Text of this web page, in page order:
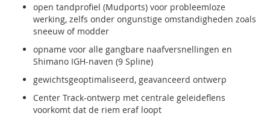
open tandprofiel (Mudports) voor probleemloze
werking, zelfs onder ongunstige omstandigheden zoals
sneeuw of modder
opname voor alle gangbare naafversnellingen en
Shimano IGH-naven (9 Spline)
gewichtsgeoptimaliseerd, geavanceerd ontwerp
Center Track-ontwerp met centrale geleideflens
voorkomt dat de riem eraf loopt